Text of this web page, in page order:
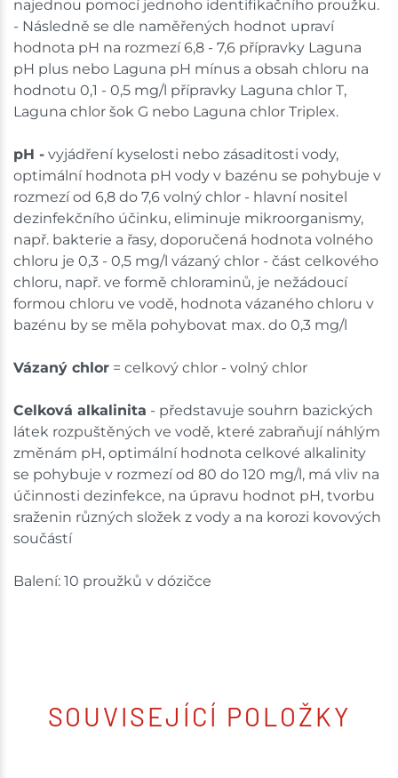
najednou pomocí jednoho identifikačního proužku.
- Následně se dle naměřených hodnot upraví
hodnota pH na rozmezí 6,8 - 7,6 přípravky Laguna
pH plus nebo Laguna pH mínus a obsah chloru na
hodnotu 0,1 - 0,5 mg/l přípravky Laguna chlor T,
Laguna chlor šok G nebo Laguna chlor Triplex.
pH - vyjádření kyselosti nebo zásaditosti vody,
optimální hodnota pH vody v bazénu se pohybuje v
rozmezí od 6,8 do 7,6 volný chlor - hlavní nositel
dezinfekčního účinku, eliminuje mikroorganismy,
např. bakterie a řasy, doporučená hodnota volného
chloru je 0,3 - 0,5 mg/l vázaný chlor - část celkového
chloru, např. ve formě chloraminů, je nežádoucí
formou chloru ve vodě, hodnota vázaného chloru v
bazénu by se měla pohybovat max. do 0,3 mg/l
Vázaný chlor = celkový chlor - volný chlor
Celková alkalinita - představuje souhrn bazických
látek rozpuštěných ve vodě, které zabraňují náhlým
změnám pH, optimální hodnota celkové alkalinity
se pohybuje v rozmezí od 80 do 120 mg/l, má vliv na
účinnosti dezinfekce, na úpravu hodnot pH, tvorbu
sraženin různých složek z vody a na korozi kovových
součástí
Balení: 10 proužků v dózičce
SOUVISEJÍCÍ POLOŽKY